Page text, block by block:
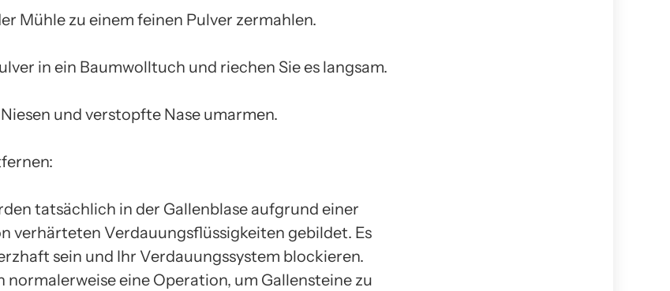
Mühle zu einem feinen Pulver zermahlen.
in ein Baumwolltuch und riechen Sie es langsam.
und verstopfte Nase umarmen.
tatsächlich in der Gallenblase aufgrund einer
verhärteten Verdauungsflüssigkeiten gebildet. Es
sein und Ihr Verdauungssystem blockieren.
normalerweise eine Operation, um Gallensteine ​​​​zu